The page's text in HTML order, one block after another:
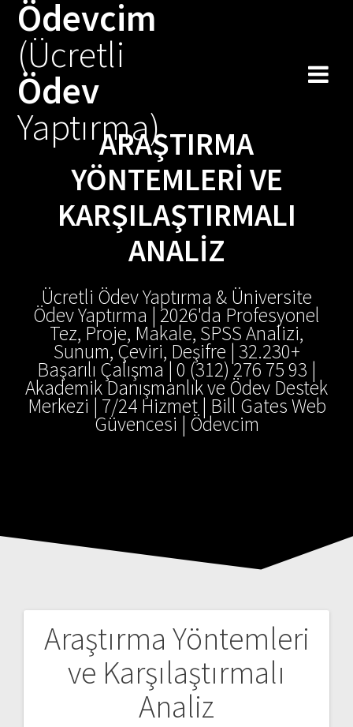
Ödevcim
(Ücretli
Ödev
Yaptırma)ARAŞTIRMA
YÖNTEMLERI VE
KARŞILAŞTIRMALI
ANALIZ
Ücretli Ödev Yaptırma & Üniversite
Ödev Yaptırma | 2026'da Profesyonel
Tez, Proje, Makale, SPSS Analizi,
Sunum, Çeviri, Deşifre | 32.230+
Başarılı Çalışma | 0 (312) 276 75 93 |
Akademik Danışmanlık ve Ödev Destek
Merkezi | 7/24 Hizmet | Bill Gates Web
Güvencesi | Ödevcim
Araştırma Yöntemleri
ve Karşılaştırmalı
Analiz
Yazı
gezinmesi